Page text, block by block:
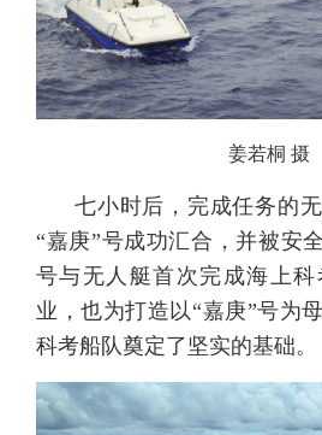
姜若桐 摄
七小时后，完成任务的
“嘉庚”号成功汇合，并被安
号与无人艇首次完成海上
业，也为打造以“嘉庚”号为
科考船队奠定了坚实的基础。